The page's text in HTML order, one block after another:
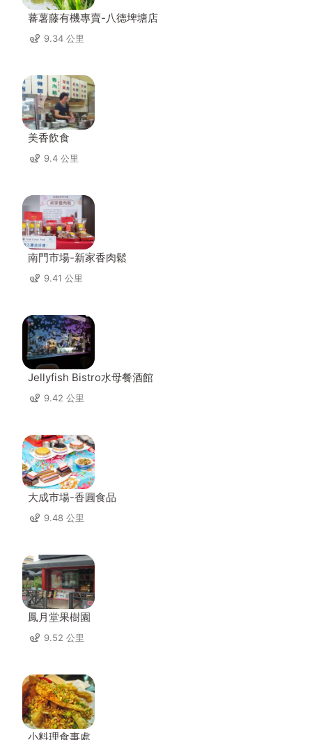
蕃薯藤有機專賣-八德埤塘店
9.34 公里
美香飲食
9.4 公里
南門市場-新家香肉鬆
9.41 公里
Jellyfish Bistro水母餐酒館
9.42 公里
大成市場-香圓食品
9.48 公里
鳳月堂果樹園
9.52 公里
小料理食事處